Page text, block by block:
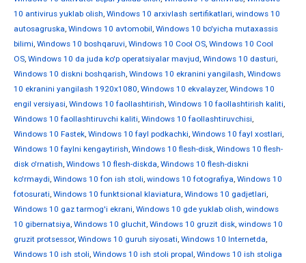
10 antivirus yuklab olish, Windows 10 arxivlash sertifikatlari, windows 10
autosagruska, Windows 10 avtomobil, Windows 10 bo'yicha mutaxassis
bilimi, Windows 10 boshqaruvi, Windows 10 Cool OS, Windows 10 Cool
OS, Windows 10 da juda ko'p operatsiyalar mavjud, Windows 10 dasturi,
Windows 10 diskni boshqarish, Windows 10 ekranini yangilash, Windows
10 ekranini yangilash 1920x1080, Windows 10 ekvalayzer, Windows 10
engil versiyasi, Windows 10 faollashtirish, Windows 10 faollashtirish kaliti,
Windows 10 faollashtiruvchi kaliti, Windows 10 faollashtiruvchisi,
Windows 10 Fastek, Windows 10 fayl podkachki, Windows 10 fayl xostlari,
Windows 10 faylni kengaytirish, Windows 10 flesh-disk, Windows 10 flesh-
disk o'rnatish, Windows 10 flesh-diskda, Windows 10 flesh-diskni
ko'rmaydi, Windows 10 fon ish stoli, windows 10 fotografiya, Windows 10
fotosurati, Windows 10 funktsional klaviatura, Windows 10 gadjetlari,
Windows 10 gaz tarmog'i ekrani, Windows 10 gde yuklab olish, windows
10 gibernatsiya, Windows 10 gluchit, Windows 10 gruzit disk, windows 10
gruzit protsessor, Windows 10 guruh siyosati, Windows 10 Internetda,
Windows 10 ish stoli, Windows 10 ish stoli propal, Windows 10 ish stoliga